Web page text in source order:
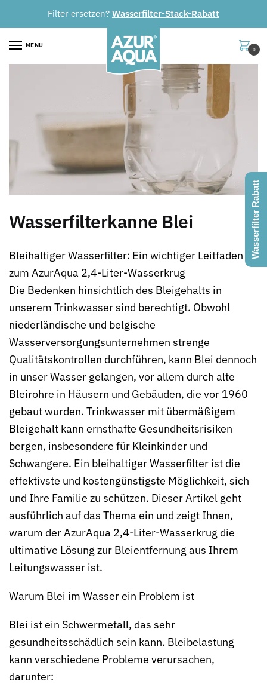
Filter ersetzen? Wasserfilter-Stack-Rabatt
MENU
0
Wasserfilterkanne Blei
Bleihaltiger Wasserfilter: Ein wichtiger Leitfaden
zum AzurAqua 2,4-Liter-Wasserkrug
Die Bedenken hinsichtlich des Bleigehalts in
unserem Trinkwasser sind berechtigt. Obwohl
niederländische und belgische
Wasserversorgungsunternehmen strenge
Qualitätskontrollen durchführen, kann Blei dennoch
in unser Wasser gelangen, vor allem durch alte
Bleirohre in Häusern und Gebäuden, die vor 1960
gebaut wurden. Trinkwasser mit übermäßigem
Bleigehalt kann ernsthafte Gesundheitsrisiken
bergen, insbesondere für Kleinkinder und
Schwangere. Ein bleihaltiger Wasserfilter ist die
effektivste und kostengünstigste Möglichkeit, sich
und Ihre Familie zu schützen. Dieser Artikel geht
ausführlich auf das Thema ein und zeigt Ihnen,
warum der AzurAqua 2,4-Liter-Wasserkrug die
ultimative Lösung zur Bleientfernung aus Ihrem
Leitungswasser ist.
Warum Blei im Wasser ein Problem ist
Blei ist ein Schwermetall, das sehr
gesundheitsschädlich sein kann. Bleibelastung
kann verschiedene Probleme verursachen,
darunter:
Wasserfilter Rabatt